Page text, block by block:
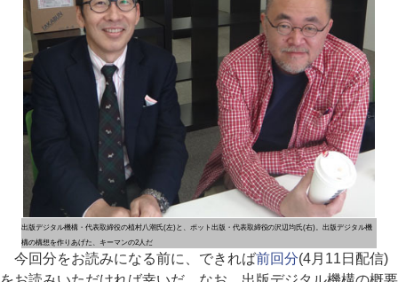
出版デジタル機構・代表取締役の植村八潮氏(左)と、ポット出版・代表取締役の沢辺均氏(右)。出版デジタル機
構の構想を作りあげた、キーマンの2人だ
今回分をお読みになる前に、できれば前回分(4月11日配信)